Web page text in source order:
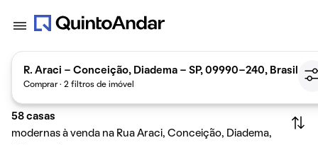
R. Araci - Conceição, Diadema - SP, 09990-240, Brasil
Comprar · 2 filtros de imóvel
58 casas
modernas à venda na Rua Araci, Conceição, Diadema,